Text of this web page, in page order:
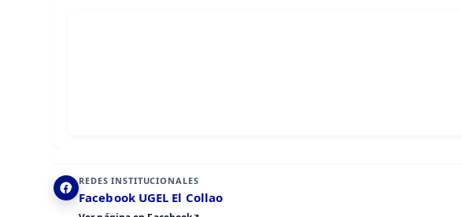
REDES INSTITUCIONALES
Facebook UGEL El Collao